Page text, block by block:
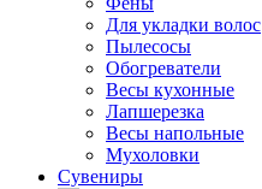
Для укладки волос
Пылесосы
Обогреватели
Весы кухонные
Лапшерезка
Весы напольные
Мухоловки
Сувениры